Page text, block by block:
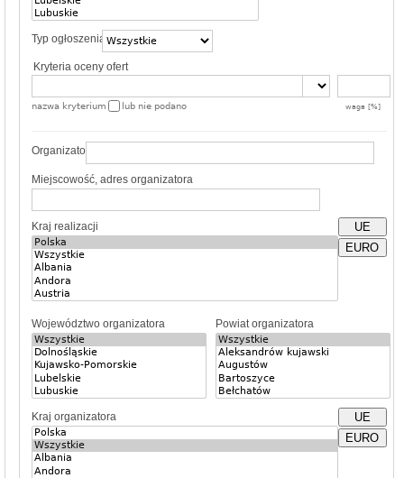
Typ ogłoszenia
Kryteria oceny ofert
nazwa kryterium waga [%]
lub nie podano
Organizator
Miejscowość, adres organizatora
Kraj realizacji
UE
EURO
Województwo organizatora Powiat organizatora
Kraj organizatora
UE
EURO